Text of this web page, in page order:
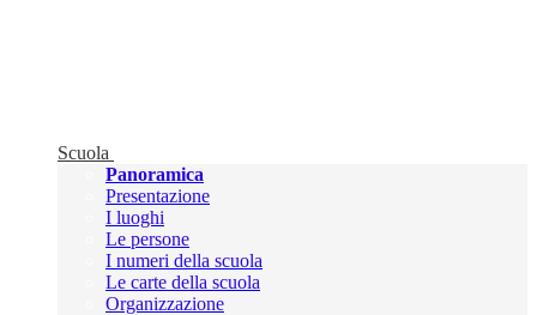
Scuola
Panoramica
Presentazione
I luoghi
Le persone
I numeri della scuola
Le carte della scuola
Organizzazione